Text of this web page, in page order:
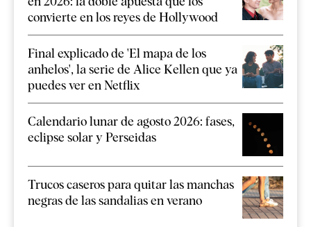
convierte en los reyes de Hollywood
Final explicado de 'El mapa de los
anhelos', la serie de Alice Kellen que ya
puedes ver en Netflix
Calendario lunar de agosto 2026: fases,
eclipse solar y Perseidas
Trucos caseros para quitar las manchas
negras de las sandalias en verano